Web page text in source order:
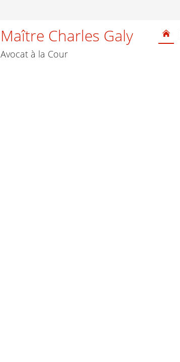
Maître Charles Galy
Avocat à la Cour